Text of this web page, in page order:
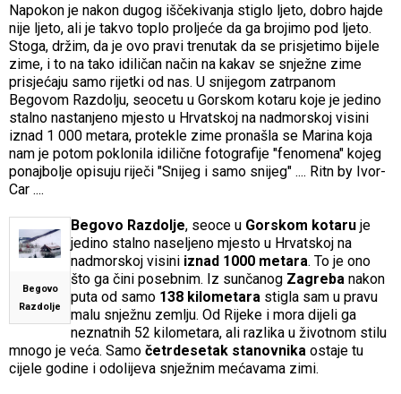
Napokon je nakon dugog iščekivanja stiglo ljeto, dobro hajde
nije ljeto, ali je takvo toplo proljeće da ga brojimo pod ljeto.
Stoga, držim, da je ovo pravi trenutak da se prisjetimo bijele
zime, i to na tako idiličan način na kakav se snježne zime
prisjećaju samo rijetki od nas. U snijegom zatrpanom
Begovom Razdolju, seocetu u Gorskom kotaru koje je jedino
stalno nastanjeno mjesto u Hrvatskoj na nadmorskoj visini
iznad 1 000 metara, protekle zime pronašla se Marina koja
nam je potom poklonila idilične fotografije "fenomena" kojeg
ponajbolje opisuju riječi "Snijeg i samo snijeg" .... Ritn by Ivor-
Car ....
Begovo
Razdolje
Begovo Razdolje, seoce u Gorskom kotaru je
jedino stalno naseljeno mjesto u Hrvatskoj na
nadmorskoj visini iznad 1000 metara. To je ono
što ga čini posebnim. Iz sunčanog Zagreba nakon
puta od samo 138 kilometara stigla sam u pravu
malu snježnu zemlju. Od Rijeke i mora dijeli ga
neznatnih 52 kilometara, ali razlika u životnom stilu
mnogo je veća. Samo četrdesetak stanovnika ostaje tu
cijele godine i odolijeva snježnim mećavama zimi.